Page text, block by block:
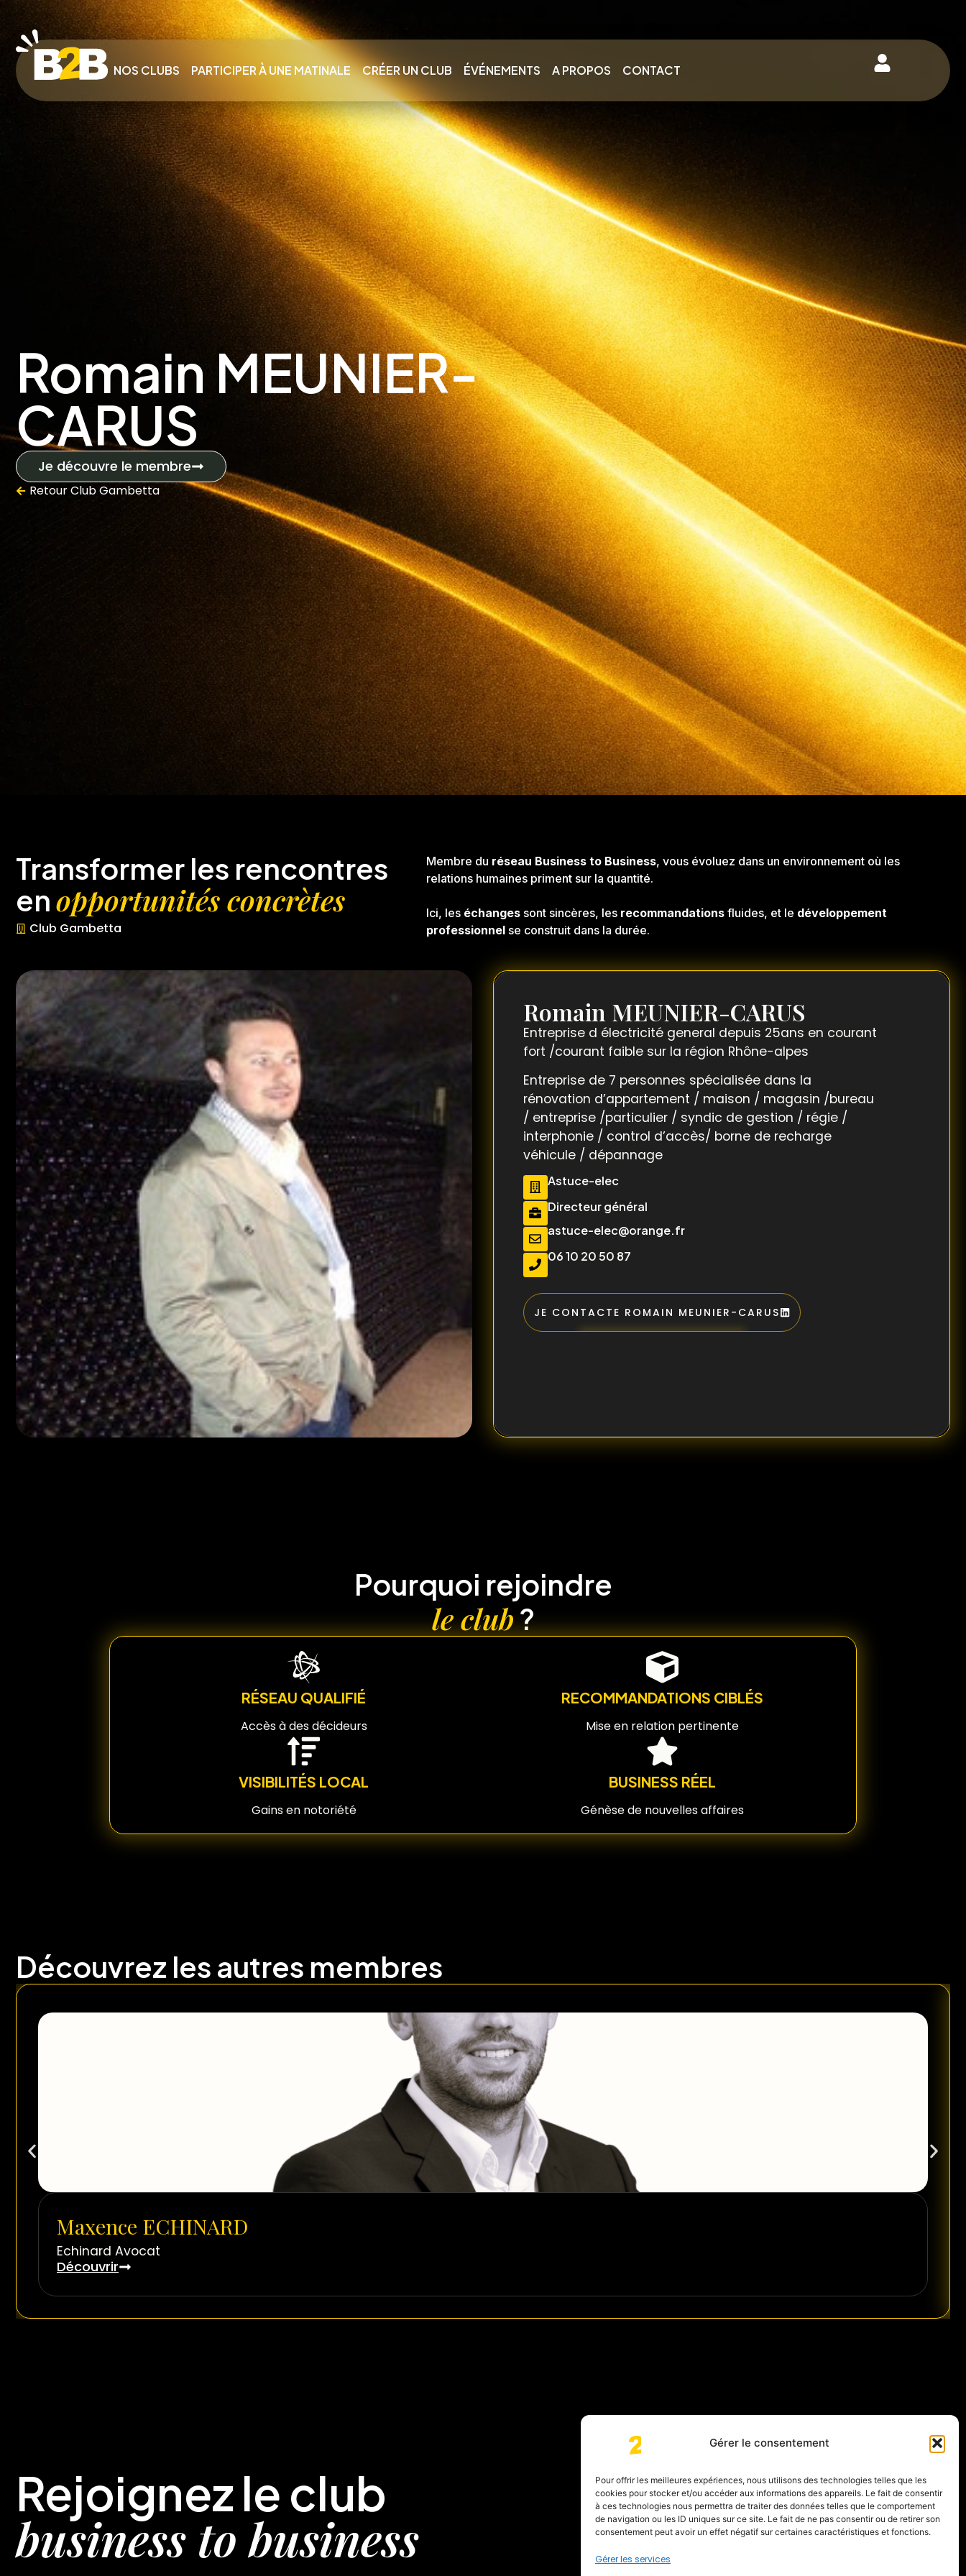
Gérer le consentement
Pour offrir les meilleures expériences, nous utilisons des technologies telles que les
cookies pour stocker et/ou accéder aux informations des appareils. Le fait de consentir
à ces technologies nous permettra de traiter des données telles que le comportement
de navigation ou les ID uniques sur ce site. Le fait de ne pas consentir ou de retirer son
consentement peut avoir un effet négatif sur certaines caractéristiques et fonctions.
Gérer les services
NOS CLUBS PARTICIPER À UNE MATINALE CRÉER UN CLUB ÉVÉNEMENTS A PROPOS CONTACT
Romain MEUNIER-
CARUS
Je découvre le membre
RetourClub Gambetta
Membre du réseau Business to Business, vous évoluez dans un environnement où les
relations humaines priment sur la quantité.
Ici, les échangessont sincères, les recommandationsfluides, et le développement
professionnelse construit dans la durée.
Transformer les rencontres
enopportunités concrètes
Club Gambetta
Romain MEUNIER-CARUS
Entreprise d électricité general depuis 25ans en courant
fort /courant faible sur la région Rhône-alpes
Entreprise de 7 personnes spécialisée dans la
rénovation d’appartement / maison / magasin /bureau
/ entreprise /particulier / syndic de gestion / régie /
interphonie / control d’accès/ borne de recharge
véhicule / dépannage
Astuce-elec
Directeur général
astuce-elec@orange.fr
06 10 20 50 87
JE CONTACTE ROMAIN MEUNIER-CARUS
Pourquoi rejoindre
le club?
RÉSEAU QUALIFIÉ
Accès à des décideurs
RECOMMANDATIONS CIBLÉS
Mise en relation pertinente
VISIBILITÉS LOCAL
Gains en notoriété
BUSINESS RÉEL
Génèse de nouvelles affaires
Découvrez les autres membres
Maxence ECHINARD
Echinard Avocat
Découvrir
Rejoignez le club
business to business